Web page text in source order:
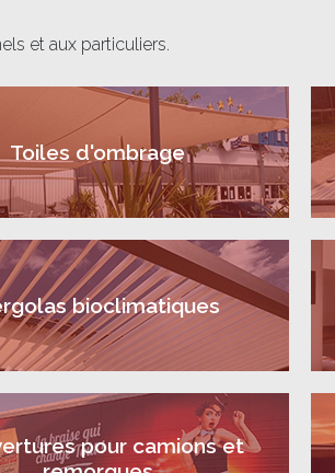
et aux particuliers.
Toiles d'ombrage
bioclimatiques
pour camions et